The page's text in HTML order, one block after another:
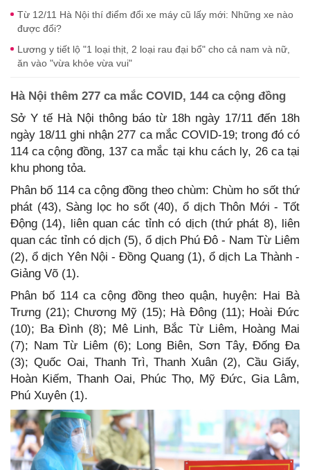
Từ 12/11 Hà Nội thí điểm đổi xe máy cũ lấy mới: Những xe nào
được đổi?
Lương y tiết lộ "1 loại thịt, 2 loại rau đại bổ" cho cả nam và nữ,
ăn vào "vừa khỏe vừa vui"
Hà Nội thêm 277 ca mắc COVID, 144 ca cộng đồng
Sở Y tế Hà Nội thông báo từ 18h ngày 17/11 đến 18h
ngày 18/11 ghi nhận 277 ca mắc COVID-19; trong đó có
114 ca cộng đồng, 137 ca mắc tại khu cách ly, 26 ca tại
khu phong tỏa.
Phân bố 114 ca cộng đồng theo chùm: Chùm ho sốt thứ
phát (43), Sàng lọc ho sốt (40), ổ dịch Thôn Mới - Tốt
Động (14), liên quan các tỉnh có dịch (thứ phát 8), liên
quan các tỉnh có dịch (5), ổ dịch Phú Đô - Nam Từ Liêm
(2), ổ dịch Yên Nội - Đồng Quang (1), ổ dịch La Thành -
Giảng Võ (1).
Phân bố 114 ca cộng đồng theo quận, huyện: Hai Bà
Trưng (21); Chương Mỹ (15); Hà Đông (11); Hoài Đức
(10); Ba Đình (8); Mê Linh, Bắc Từ Liêm, Hoàng Mai
(7); Nam Từ Liêm (6); Long Biên, Sơn Tây, Đống Đa
(3); Quốc Oai, Thanh Trì, Thanh Xuân (2), Cầu Giấy,
Hoàn Kiếm, Thanh Oai, Phúc Thọ, Mỹ Đức, Gia Lâm,
Phú Xuyên (1).